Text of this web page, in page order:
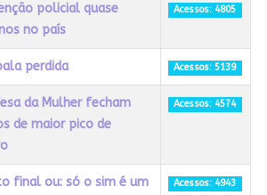
policial quase
no país
Acessos: 4805
perdida Acessos: 5139
da Mulher fecham
de maior pico de
Acessos: 4574
final ou: só o sim é um
Acessos: 4943